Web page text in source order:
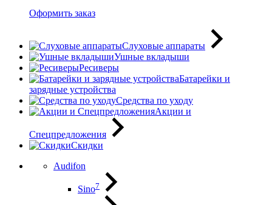
Оформить заказ
Слуховые аппараты
Ушные вкладыши
Ресиверы
Батарейки и
зарядные устройства
Средства по уходу
Акции и
Спецпредложения
Скидки
Audifon
Sino7